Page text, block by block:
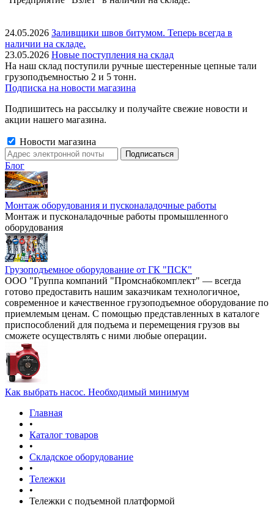
24.05.2026 Заливщики швов битумом. Теперь всегда в
наличии на складе.
23.05.2026 Новые поступления на склад
На наш склад поступили ручные шестеренные цепные тали
грузоподъемностью 2 и 5 тонн.
Подписка на новости магазина
Подпишитесь на рассылку и получайте свежие новости и
акции нашего магазина.
Новости магазина
Блог
Монтаж оборудования и пусконаладочные работы
Монтаж и пусконаладочные работы промышленного
оборудования
Грузоподъемное оборудование от ГК "ПСК"
ООО "Группа компаний "Промснабкомплект" — всегда
готово предоставить нашим заказчикам технологичное,
современное и качественное грузоподъемное оборудование по
приемлемым ценам. С помощью представленных в каталоге
приспособлений для подъема и перемещения грузов вы
сможете осуществлять с ними любые операции.
Как выбрать насос. Необходимый минимум
Главная
•
Каталог товаров
•
Складское оборудование
•
Тележки
•
Тележки с подъемной платформой